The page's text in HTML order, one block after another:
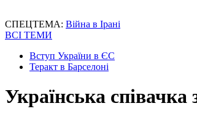
СПЕЦТЕМА: Війна в Ірані
ВСІ ТЕМИ
Вступ України в ЄС
Теракт в Барселоні
Українська